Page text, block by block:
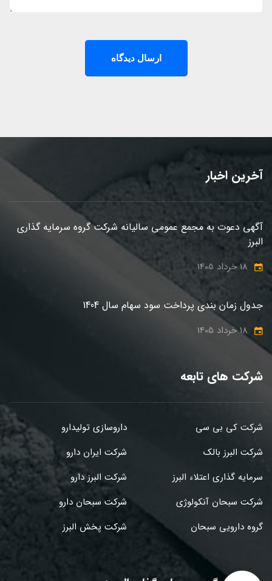
آخرین اخبار
آگهی دعوت به مجمع عمومی سالیانه شرکت گروه سرمایه گذاری
البرز
18 خرداد 1405
جدول زمان بندی پرداخت سود سهام سال 1404
18 خرداد 1405
شرکت های تابعه
شرکت کی بی سی
داروسازی تولیدارو
شرکت البرز بالک
شرکت ایران دارو
سرمایه گذاری اعتلاء البرز
شرکت البرز دارو
شرکت سبحان آنکولوژی
شرکت سبحان دارو
گروه دارویی سبحان
شرکت پخش البرز